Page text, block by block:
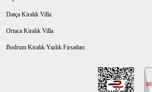
Datça Kiralık Villa
Ortaca Kiralık Villa
Bodrum Kiralık Yazlık Fırsatları